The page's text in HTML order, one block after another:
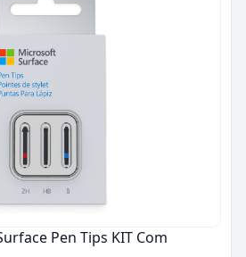
Pen Tips KIT Com